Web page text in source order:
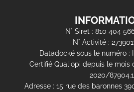
N° Siret : 810 404
N° Activité :
Datadocké sous le numéro :
Certifié Qualiopi depuis le mois
2020/87904.1
Adresse : 15 rue des baronnes